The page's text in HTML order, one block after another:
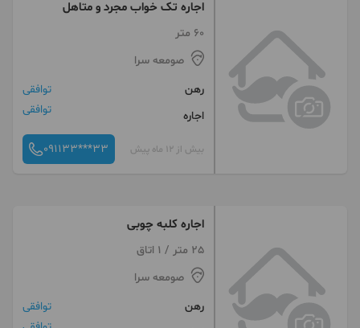
اجاره تک خواب مجرد و متاهل
60 متر
صومعه سرا
رهن
توافقی
اجاره
توافقی
بیش از 12 ماه پیش 091133***33
اجاره کلبه چوبی
25 متر / 1 اتاق
صومعه سرا
رهن
توافقی